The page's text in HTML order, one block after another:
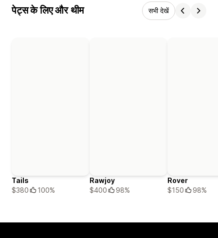
पेट्स के लिए और थीम सभी देखें
Tails
$380
100%
Rawjoy
$400
98%
Rover
$150
98%